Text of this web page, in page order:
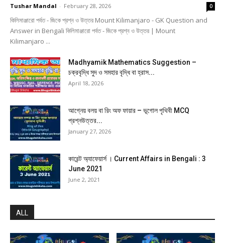
Tushar Mandal - February 28, 2026 0
কিলিমাঞ্জারো পর্বত - জিকে প্রশ্ন ও উত্তর Mount Kilimanjaro - GK Question and
Answer in Bengali কিলিমাঞ্জারো পর্বত - জিকে প্রশ্ন ও উত্তর | Mount
Kilimanjaro ...
Madhyamik Mathematics Suggestion –
চক্রবৃদ্ধি সুদ ও সমহার বৃদ্ধি বা হ্রাস...
April 18, 2026
আগ্নেয় বলয় বা রিং অফ ফায়ার – ভূগোল পৃথিবী MCQ
প্রশ্নউত্তর...
January 27, 2026
কারেন্ট অ্যাফেয়ার্স । Current Affairs in Bengali : 3
June 2021
June 2, 2021
ALL